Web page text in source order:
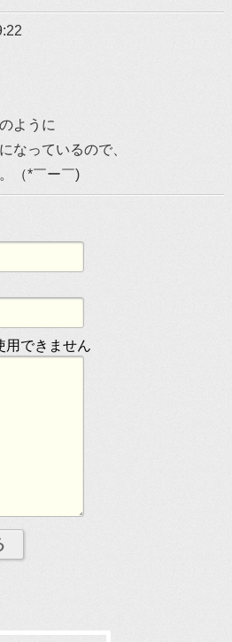
ように
なっているので、
（*￣ー￣)
用できません